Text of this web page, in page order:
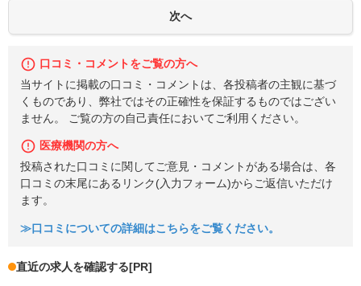
口コミ・コメントをご覧の方へ
当サイトに掲載の口コミ・コメントは、各投稿者の主観に基づ
くものであり、弊社ではその正確性を保証するものではござい
ません。 ご覧の方の自己責任においてご利用ください。
医療機関の方へ
投稿された口コミに関してご意見・コメントがある場合は、各
口コミの末尾にあるリンク(入力フォーム)からご返信いただけ
ます。
≫口コミについての詳細はこちらをご覧ください。
直近の求人を確認する[PR]